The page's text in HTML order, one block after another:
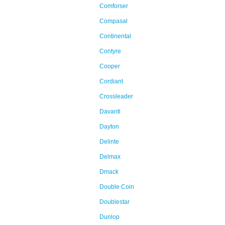
Comforser
Compasal
Continental
Contyre
Cooper
Cordiant
Crossleader
Davanti
Dayton
Delinte
Delmax
Dmack
Double Coin
Doublestar
Dunlop